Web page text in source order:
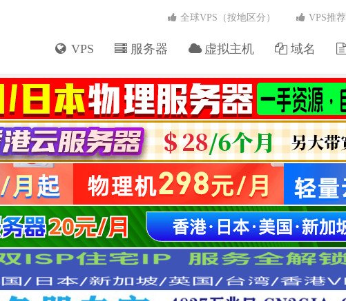
VPS 服务器 虚拟主机 域名
全球VPS（按地区分） VPS推荐